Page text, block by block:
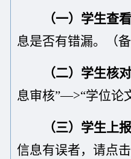
（一）学生查
息是否有错漏。（
（二）学生核
息审核”—>“学位论
（三）学生上
信息有误者，请点击